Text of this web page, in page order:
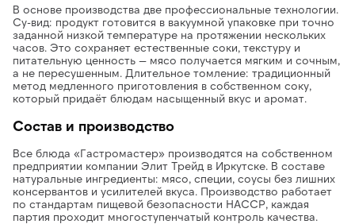
В основе производства две профессиональные технологии.
Су-вид: продукт готовится в вакуумной упаковке при точно
заданной низкой температуре на протяжении нескольких
часов. Это сохраняет естественные соки, текстуру и
питательную ценность — мясо получается мягким и сочным,
а не пересушенным. Длительное томление: традиционный
метод медленного приготовления в собственном соку,
который придаёт блюдам насыщенный вкус и аромат.
Состав и производство
Все блюда «Гастромастер» производятся на собственном
предприятии компании Элит Трейд в Иркутске. В составе
натуральные ингредиенты: мясо, специи, соусы без лишних
консервантов и усилителей вкуса. Производство работает
по стандартам пищевой безопасности HACCP, каждая
партия проходит многоступенчатый контроль качества.